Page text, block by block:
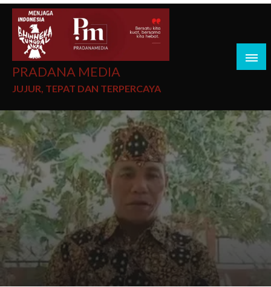
PRADANA MEDIA
JUJUR, TEPAT DAN TERPERCAYA